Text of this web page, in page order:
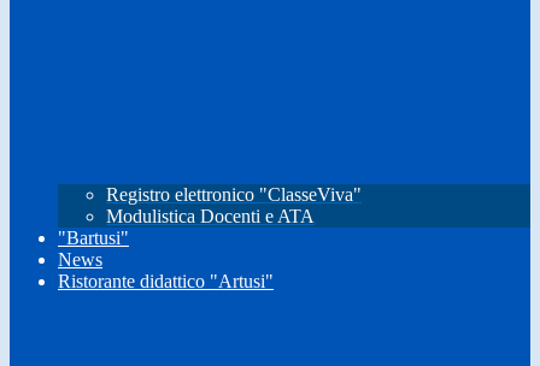
Registro elettronico "ClasseViva"
Modulistica Docenti e ATA
"Bartusi"
News
Ristorante didattico "Artusi"